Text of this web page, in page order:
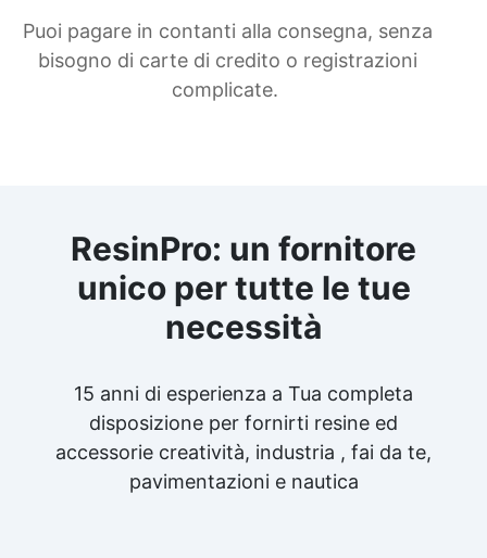
Puoi pagare in contanti alla consegna, senza
bisogno di carte di credito o registrazioni
complicate.
ResinPro: un fornitore
unico per tutte le tue
necessità
15 anni di esperienza a Tua completa
disposizione per fornirti resine ed
accessorie creatività, industria , fai da te,
pavimentazioni e nautica